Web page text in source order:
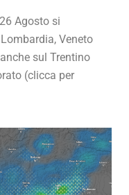
Agosto si
Veneto
sul Trentino
(clicca per